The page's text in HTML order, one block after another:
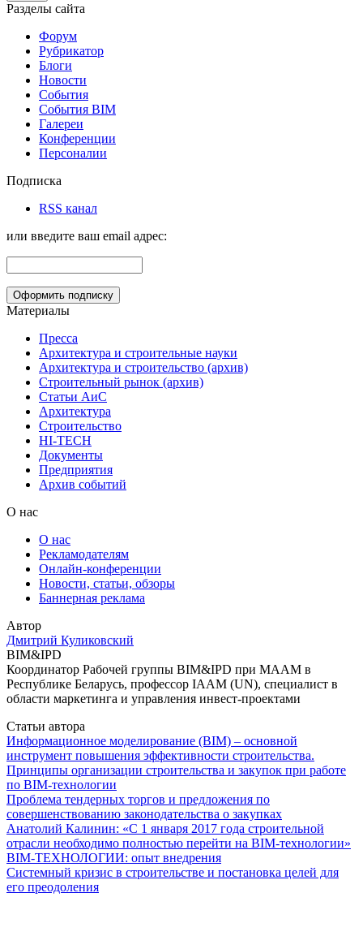
Разделы сайта
Форум
Рубрикатор
Блоги
Новости
События
События BIM
Галереи
Конференции
Персоналии
Подписка
RSS канал
или введите ваш email адрес:
Материалы
Пресса
Архитектура и строительные науки
Архитектура и строительство (архив)
Строительный рынок (архив)
Статьи АиС
Архитектура
Строительство
HI-TECH
Документы
Предприятия
Архив событий
О нас
О нас
Рекламодателям
Онлайн-конференции
Новости, статьи, обзоры
Баннерная реклама
Автор
Дмитрий Куликовский
BIM&IPD
Координатор Рабочей группы BIM&IPD при МААМ в
Республике Беларусь, профессор IAAM (UN), специалист в
области маркетинга и управления инвест-проектами
Статьи автора
Информационное моделирование (BIM) – основной
инструмент повышения эффективности строительства.
Принципы организации строительства и закупок при работе
по BIM-технологии
Проблема тендерных торгов и предложения по
совершенствованию законодательства о закупках
Анатолий Калинин: «С 1 января 2017 года строительной
отрасли необходимо полностью перейти на BIM-технологии»
BIM-ТЕХНОЛОГИИ: опыт внедрения
Системный кризис в строительстве и постановка целей для
его преодоления